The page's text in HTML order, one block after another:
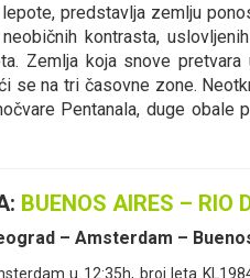
predstavlja zemlju
kontrasta,
Zemlja koja snove
se na tri časovne zone.
Pentanala, duge obale
BUENOS AIRES – RIO
– Amsterdam –
u 12:35h, broj leta